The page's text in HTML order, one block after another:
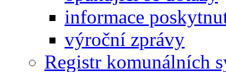
informace
výroční zprávy
Registr komunálních